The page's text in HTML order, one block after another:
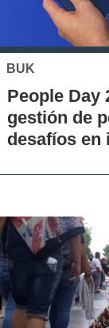
Day 2026
de
en